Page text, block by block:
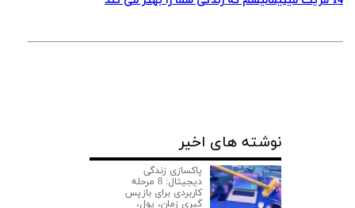
نوشته های اخیر
پاکسازی زندگی
دیجیتال: 8 مرحله
کاربردی برای بازپس
گیری زمان، پول،